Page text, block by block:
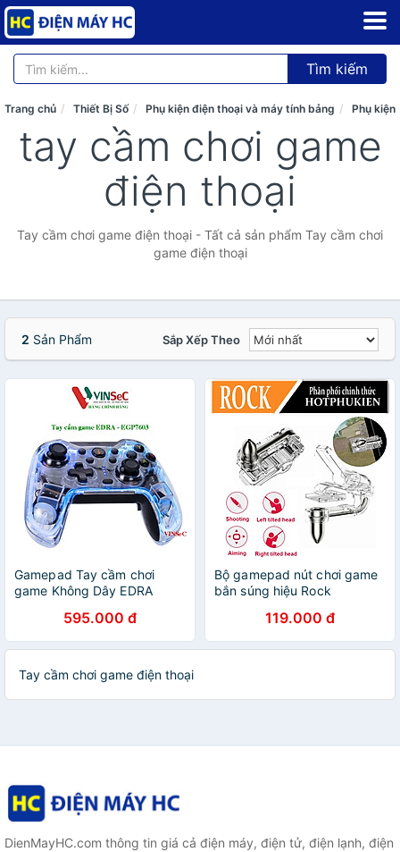
Tìm kiếm
Trang chủ Thiết Bị Số Phụ kiện điện thoại và máy tính bảng Phụ kiện
tay cầm chơi game
điện thoại
Tay cầm chơi game điện thoại - Tất cả sản phẩm Tay cầm chơi
game điện thoại
2 Sản Phẩm Sắp Xếp Theo
Gamepad Tay cầm chơi
game Không Dây EDRA
suốt - Hàng Chính Hãng
595.000 đ
Bộ gamepad nút chơi game
bắn súng hiệu Rock
iPad và máy tính bảng thao
tác cực nhạy, tương thích
với các dòng game PUBG,
119.000 đ
Tay cầm chơi game điện thoại
DienMayHC.com thông tin giá cả điện máy, điện tử, điện lạnh, điện